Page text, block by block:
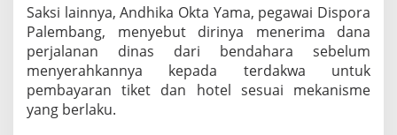
Saksi lainnya, Andhika Okta Yama, pegawai Dispora
Palembang, menyebut dirinya menerima dana
perjalanan dinas dari bendahara sebelum
menyerahkannya kepada terdakwa untuk
pembayaran tiket dan hotel sesuai mekanisme
yang berlaku.